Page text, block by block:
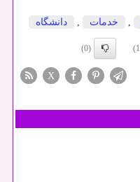
, خدمات , دانشگاه
(0)
X